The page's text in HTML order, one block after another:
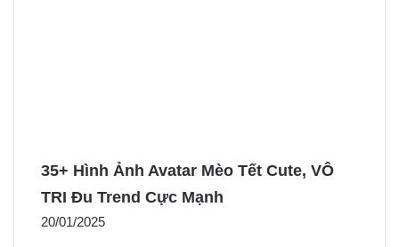
35+ Hình Ảnh Avatar Mèo Tết Cute, VÔ
TRI Đu Trend Cực Mạnh
20/01/2025